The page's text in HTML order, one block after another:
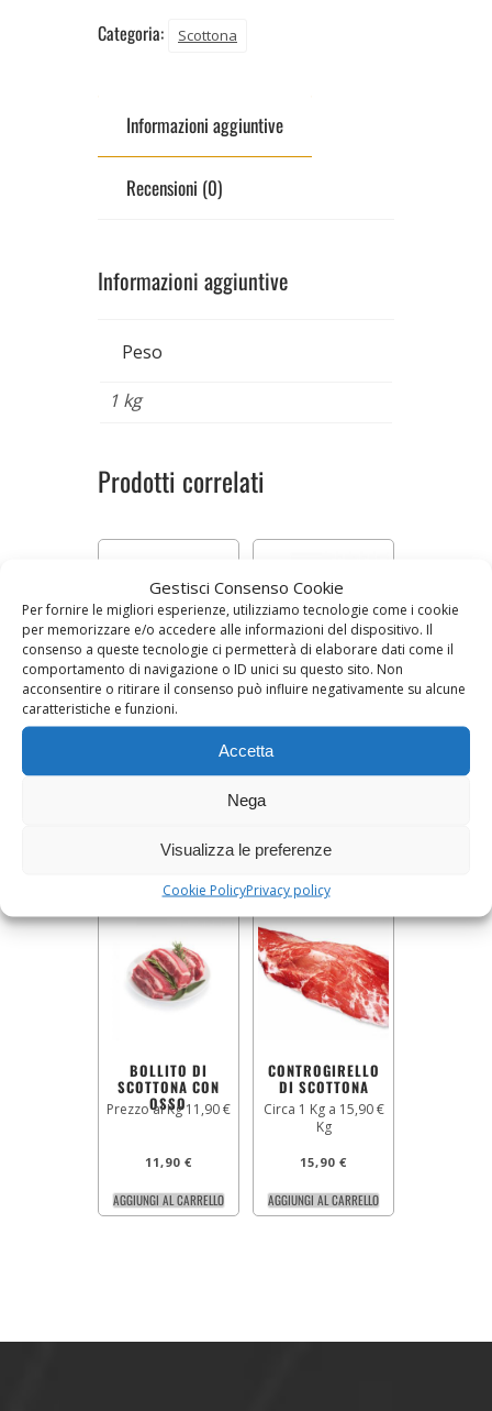
Gestisci Consenso Cookie
Per fornire le migliori esperienze, utilizziamo tecnologie come i cookie
per memorizzare e/o accedere alle informazioni del dispositivo. Il
consenso a queste tecnologie ci permetterà di elaborare dati come il
comportamento di navigazione o ID unici su questo sito. Non
acconsentire o ritirare il consenso può influire negativamente su alcune
caratteristiche e funzioni.
Accetta
Nega
Visualizza le preferenze
Cookie PolicyPrivacy policy
Categoria: Scottona
Informazioni aggiuntive
Recensioni (0)
Informazioni aggiuntive
Peso
1 kg
Prodotti correlati
COSTATA SENZA
OSSO DI
Prezzo al kg 39,90 €
SCOTTONA
Prezzo al kg 16,90 €
BOLLITO DI
SCOTTONA CON
OSSO
Prezzo al Kg 11,90 €
11,90 €
AGGIUNGI AL CARRELLO
CONTROGIRELLO
DI SCOTTONA
Circa 1 Kg a 15,90 €
Kg
15,90€
AGGIUNGI AL CARRELLO